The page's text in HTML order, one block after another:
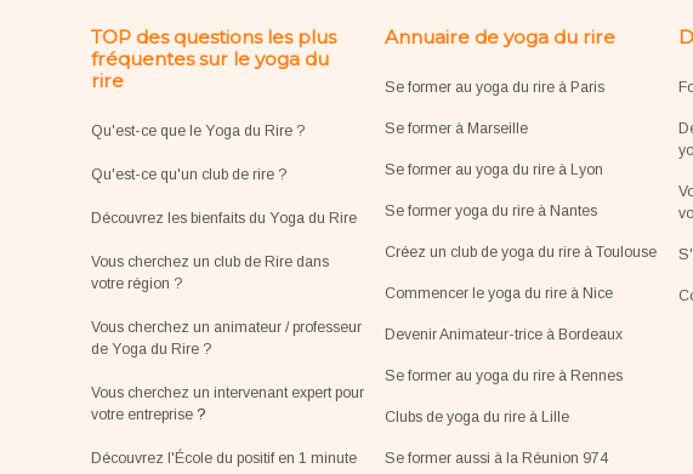
TOP des questions les plus
fréquentes sur le yoga du
rire
Qu'est-ce que le Yoga du Rire ?
Qu'est-ce qu'un club de rire ?
Découvrez les bienfaits du Yoga du Rire
Vous cherchez un club de Rire dans
votre région ?
Vous cherchez un animateur / professeur
de Yoga du Rire ?
Vous cherchez un intervenant expert pour
votre entreprise?
Découvrez l'École du positif en 1 minute
Annuaire de yoga du rire
Se former au yoga du rire à Paris
Se former à Marseille
Se former au yoga du rire à Lyon
Se former yoga du rire à Nantes
Créez un club de yoga du rire à Toulouse
Commencer le yoga du rire à Nice
Devenir Animateur-trice à Bordeaux
Se former au yoga du rire à Rennes
Clubs de yoga du rire à Lille
Se former aussi à la Réunion 974